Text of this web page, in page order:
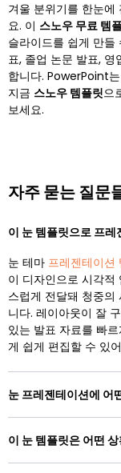
겨울 분위기를 한눈에
요. 이 스노우 무료 템
슬라이드를 쉽게 만들
표, 졸업 논문 발표,
합니다. PowerPoint
지금 스노우 템플릿으
보세요.
자주 묻는 질문
이 눈 템플릿으로 프
눈 테마 프레젠테이션
이 디자인으로 시각적
스럽게 전달돼 청중의
니다. 레이아웃이 잘
있는 발표 자료를 빠
게 쉽게 편집할 수 있
눈 프레젠테이션에 어
이 눈 템플릿은 어떤